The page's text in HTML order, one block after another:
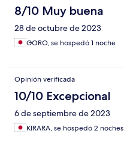
8/10 Muy buena
28 de octubre de 2023
GORO, se hospedó 1 noche
Opinión verificada
10/10 Excepcional
6 de septiembre de 2023
KIRARA, se hospedó 2 noches